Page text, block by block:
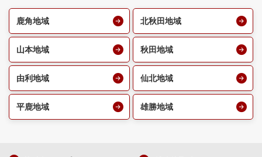
鹿角地域 北秋田地域
山本地域 秋田地域
由利地域 仙北地域
平鹿地域 雄勝地域